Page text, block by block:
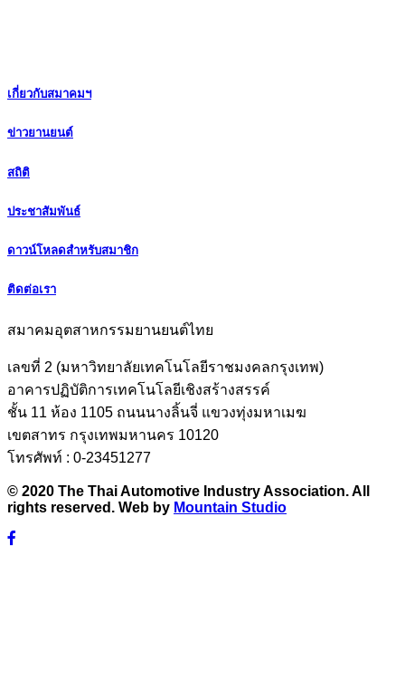
เกี่ยวกับสมาคมฯ
ข่าวยานยนต์
สถิติ
ประชาสัมพันธ์
ดาวน์โหลดสำหรับสมาชิก
ติดต่อเรา
สมาคมอุตสาหกรรมยานยนต์ไทย
เลขที่ 2 (มหาวิทยาลัยเทคโนโลยีราชมงคลกรุงเทพ)
อาคารปฏิบัติการเทคโนโลยีเชิงสร้างสรรค์
ชั้น 11 ห้อง 1105 ถนนนางลิ้นจี่ แขวงทุ่งมหาเมฆ
เขตสาทร กรุงเทพมหานคร 10120
โทรศัพท์ : 0-23451277
© 2020 The Thai Automotive Industry Association. All
rights reserved. Web by Mountain Studio